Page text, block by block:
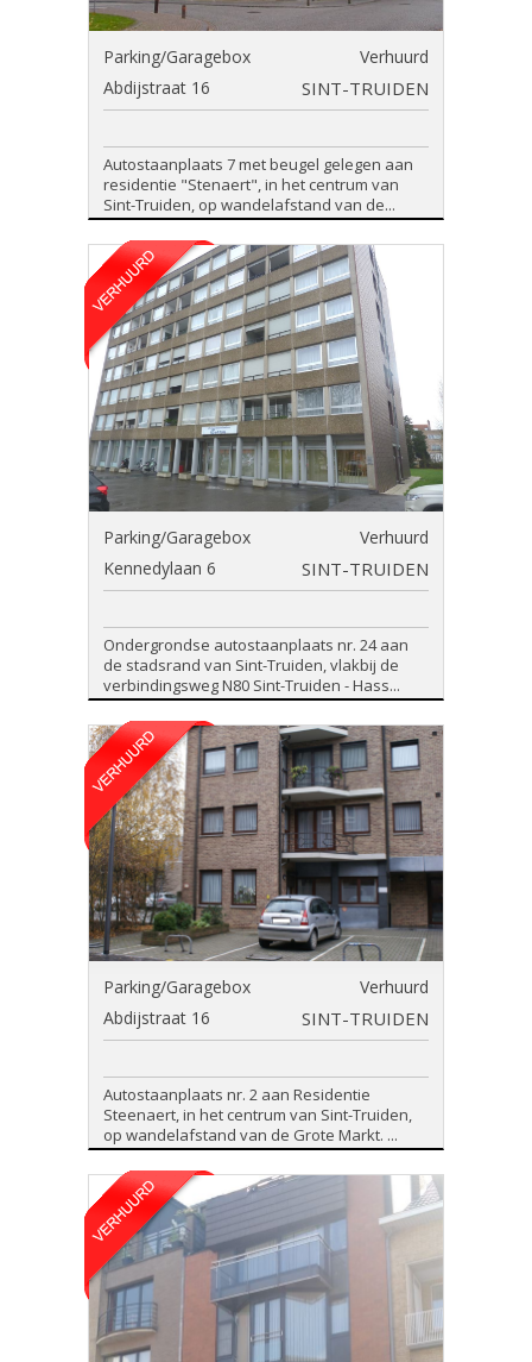
Parking/Garagebox
Verhuurd
Abdijstraat 16
SINT-TRUIDEN
Autostaanplaats 7 met beugel gelegen aan
residentie "Stenaert", in het centrum van
Sint-Truiden, op wandelafstand van de...
Parking/Garagebox
Verhuurd
Kennedylaan 6
SINT-TRUIDEN
Ondergrondse autostaanplaats nr. 24 aan
de stadsrand van Sint-Truiden, vlakbij de
verbindingsweg N80 Sint-Truiden - Hass...
Parking/Garagebox
Verhuurd
Abdijstraat 16
SINT-TRUIDEN
Autostaanplaats nr. 2 aan Residentie
Steenaert, in het centrum van Sint-Truiden,
op wandelafstand van de Grote Markt. ...